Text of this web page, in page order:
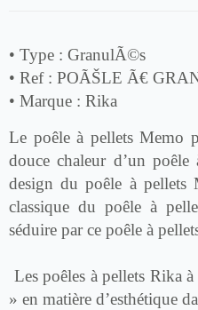
• Type : GranulÃ©s
• Ref : POÃŠLE Ã€
• Marque : Rika
Le poêle à pellets Memo
douce chaleur d’un
design du poêle à pellets
classique du poêle à
séduire par ce poêle à
Les poêles à pellets Rika
» en matière d’esthétique